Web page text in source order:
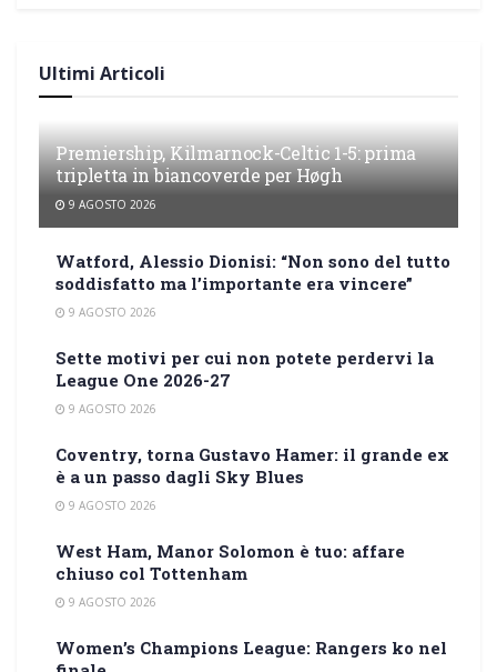
Ultimi Articoli
Premiership, Kilmarnock-Celtic 1-5: prima
tripletta in biancoverde per Høgh
9 AGOSTO 2026
Watford, Alessio Dionisi: “Non sono del tutto
soddisfatto ma l’importante era vincere”
9 AGOSTO 2026
Sette motivi per cui non potete perdervi la
League One 2026-27
9 AGOSTO 2026
Coventry, torna Gustavo Hamer: il grande ex
è a un passo dagli Sky Blues
9 AGOSTO 2026
West Ham, Manor Solomon è tuo: affare
chiuso col Tottenham
9 AGOSTO 2026
Women’s Champions League: Rangers ko nel